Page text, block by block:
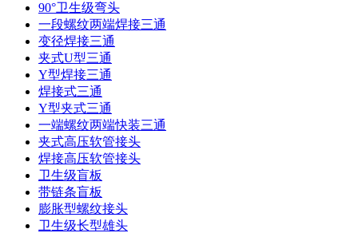
90°卫生级弯头
一段螺纹两端焊接三通
变径焊接三通
夹式U型三通
Y型焊接三通
焊接式三通
Y型夹式三通
一端螺纹两端快装三通
夹式高压软管接头
焊接高压软管接头
卫生级盲板
带链条盲板
膨胀型螺纹接头
卫生级长型雄头